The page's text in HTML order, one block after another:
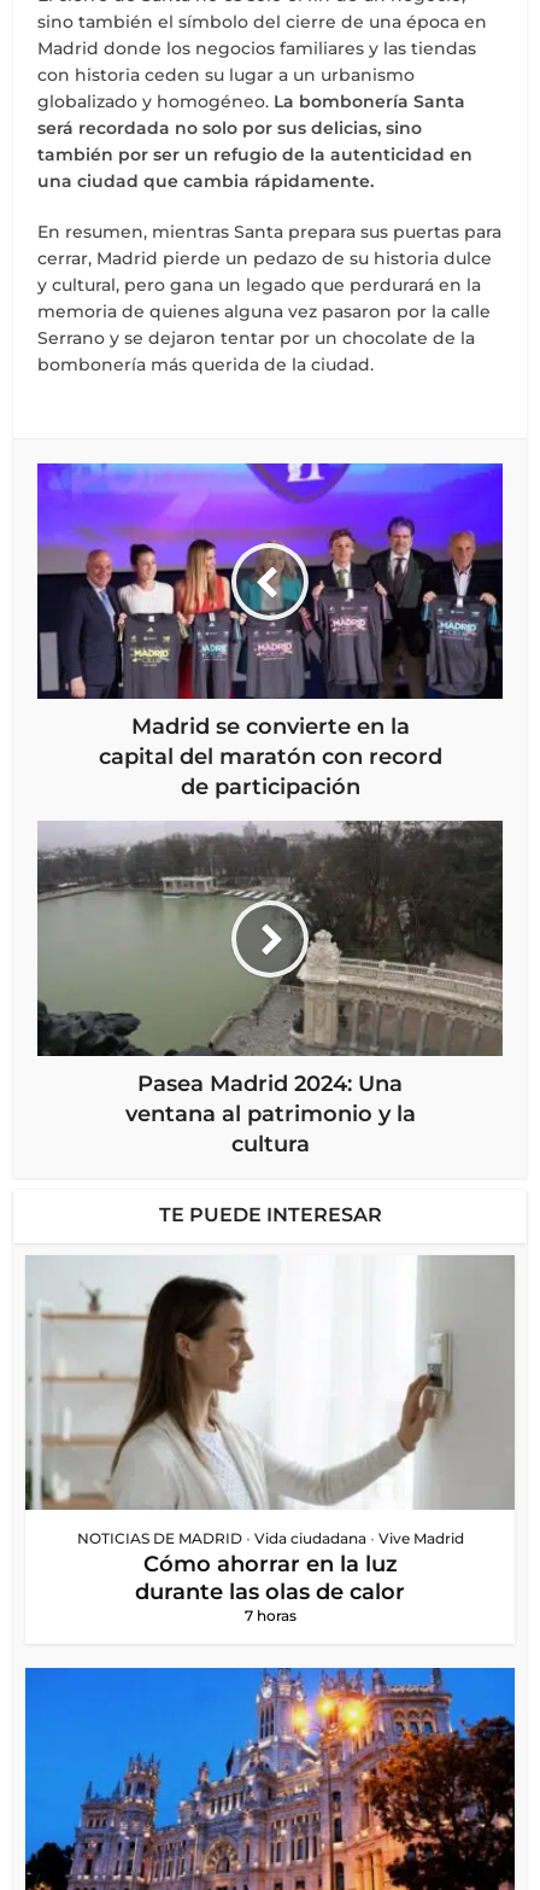
sino también el símbolo del cierre de una época en
Madrid donde los negocios familiares y las tiendas
con historia ceden su lugar a un urbanismo
globalizado y homogéneo. La bombonería Santa
será recordada no solo por sus delicias, sino
también por ser un refugio de la autenticidad en
una ciudad que cambia rápidamente.
En resumen, mientras Santa prepara sus puertas para
cerrar, Madrid pierde un pedazo de su historia dulce
y cultural, pero gana un legado que perdurará en la
memoria de quienes alguna vez pasaron por la calle
Serrano y se dejaron tentar por un chocolate de la
bombonería más querida de la ciudad.
Madrid se convierte en la
capital del maratón con record
de participación
Pasea Madrid 2024: Una
ventana al patrimonio y la
cultura
TE PUEDE INTERESAR
NOTICIAS DE MADRID • Vida ciudadana • Vive Madrid
Cómo ahorrar en la luz
durante las olas de calor
7 horas